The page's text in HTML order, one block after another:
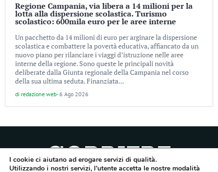
Regione Campania, via libera a 14 milioni per la
lotta alla dispersione scolastica. Turismo
scolastico: 600mila euro per le aree interne
Un pacchetto da 14 milioni di euro per arginare la dispersione
scolastica e combattere la povertà educativa, affiancato da un
nuovo piano per rilanciare i viaggi d’istruzione nelle aree
interne della regione. Sono queste le principali novità
deliberate dalla Giunta regionale della Campania nel corso
della sua ultima seduta. Finanziata...
di redazione web-6 Ago 2026
I cookie ci aiutano ad erogare servizi di qualità.
Utilizzando i nostri servizi, l'utente accetta le nostre modalità